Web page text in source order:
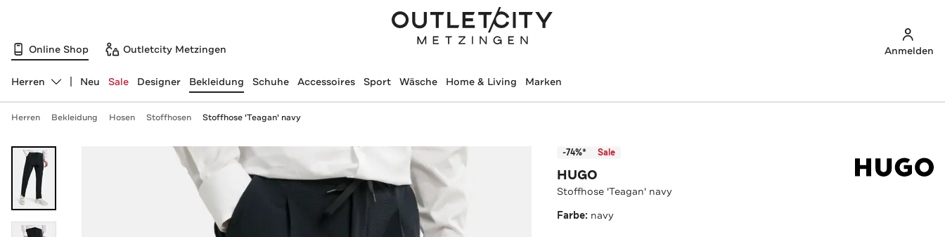
Online Shop Outletcity Metzingen Anmelden
Abteilung ändern, ausgewählt:
Herren Neu Sale Designer Bekleidung Schuhe Accessoires Sport Wäsche Home & Living Marken
Herren Bekleidung Hosen Stoffhosen Stoffhose 'Teagan' navy
-74%* Sale
HUGO
Stoffhose 'Teagan' navy
Farbe: navy